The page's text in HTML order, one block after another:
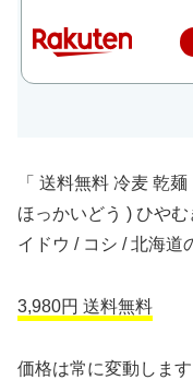
「 送料無料 冷麦 乾
ほっかいどう ) ひや
イドウ / コシ / 北海道
3,980円 送料無料
価格は常に変動します